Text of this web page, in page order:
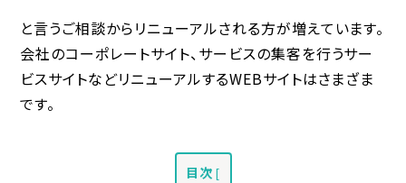
と言うご相談からリニューアルされる方が増えています。
会社のコーポレートサイト、サービスの集客を行うサー
ビスサイトなどリニューアルするWEBサイトはさまざま
です。
目次 [